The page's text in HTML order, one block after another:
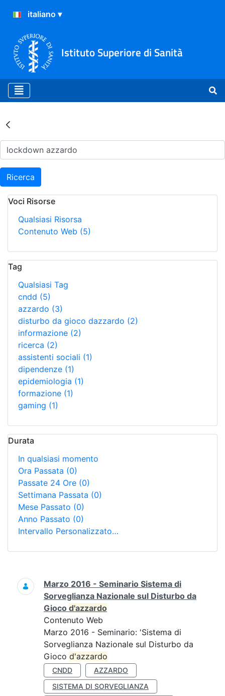
Istituto Superiore di Sanità
Risultati della Ricerca -
Ricerca
Voci Risorse
Qualsiasi Risorsa
Contenuto Web (5)
Tag
Qualsiasi Tag
cndd (5)
azzardo (3)
disturbo da gioco dazzardo (2)
informazione (2)
ricerca (2)
assistenti sociali (1)
dipendenze (1)
epidemiologia (1)
formazione (1)
gaming (1)
Durata
In qualsiasi momento
Ora Passata (0)
Passate 24 Ore (0)
Settimana Passata (0)
Mese Passato (0)
Anno Passato (0)
Intervallo Personalizzato…
Ricerca
Marzo 2016 - Seminario Sistema di
Sorveglianza Nazionale sul Disturbo da
Gioco d'azzardo
Contenuto Web
Marzo 2016 - Seminario: 'Sistema di
Sorveglianza Nazionale sul Disturbo da
Gioco d'azzardo
CNDD
AZZARDO
SISTEMA DI SORVEGLIANZA